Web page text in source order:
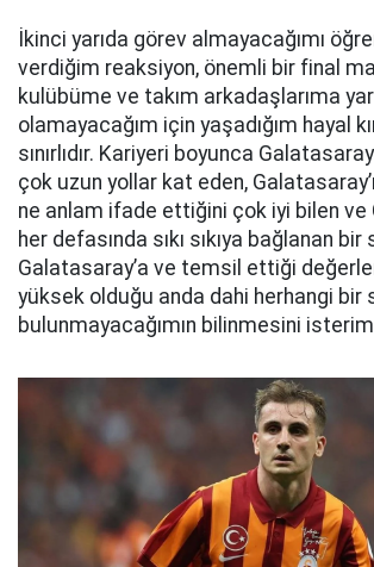
İkinci yarıda görev almayacağımı
verdiğim reaksiyon, önemli bir final
kulübüme ve takım arkadaşlarıma
olamayacağım için yaşadığım hayal
sınırlıdır. Kariyeri boyunca
çok uzun yollar kat eden,
ne anlam ifade ettiğini çok iyi bilen ve
her defasında sıkı sıkıya bağlanan
Galatasaray’a ve temsil ettiği
yüksek olduğu anda dahi herhangi bir
bulunmayacağımın bilinmesini